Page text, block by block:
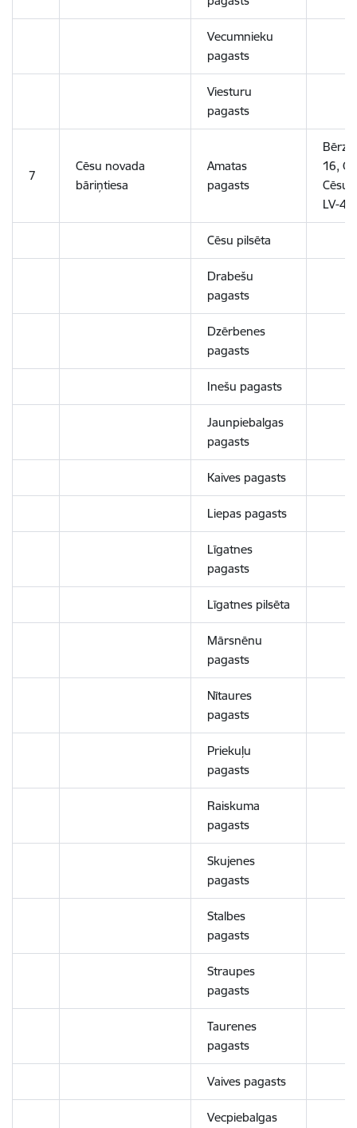
Vecumnieku
pagasts
Viesturu
pagasts
7
Cēsu novada
bāriņtiesa
Amatas
pagasts
16,
Cēsu
LV-
Cēsu pilsēta
Drabešu
pagasts
Dzērbenes
pagasts
Inešu pagasts
Jaunpiebalgas
pagasts
Kaives pagasts
Liepas pagasts
Līgatnes
pagasts
Līgatnes pilsēta
Mārsnēnu
pagasts
Nītaures
pagasts
Priekuļu
pagasts
Raiskuma
pagasts
Skujenes
pagasts
Stalbes
pagasts
Straupes
pagasts
Taurenes
pagasts
Vaives pagasts
Vecpiebalgas